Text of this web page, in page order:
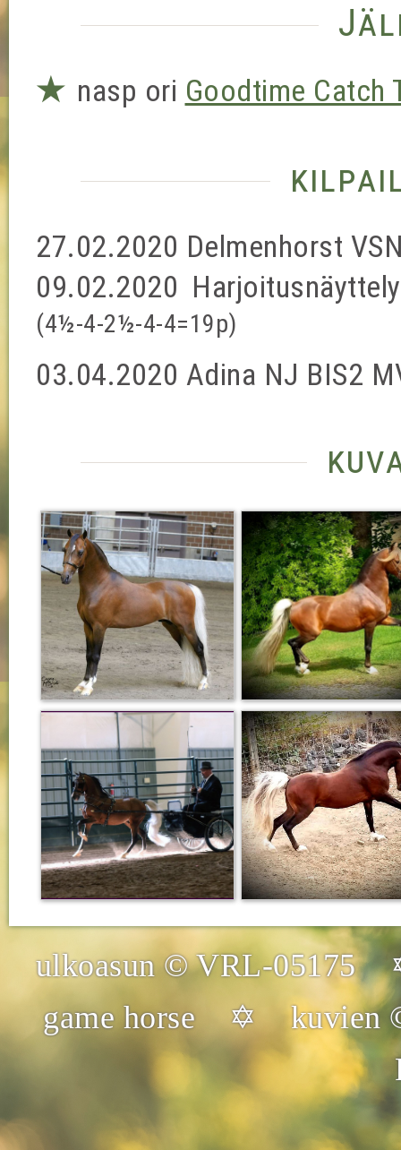
★ nasp ori Goodtime Catch
27.02.2020 Delmenhorst
09.02.2020
(4½-4-2½-4-4=19p)
03.04.2020 Adina NJ BIS2
ulkoasun © VRL-
game horse ✡ kuvien ©